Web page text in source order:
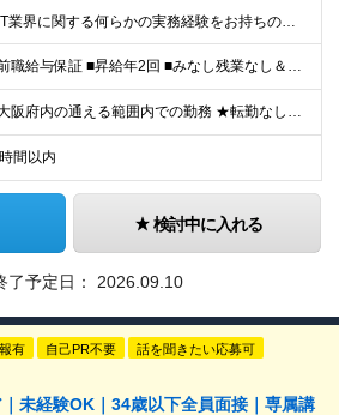
★IT業界に関する何らかの実務経験をお持ちの方（年数・分野不問） ┗ 開発・インフラ経験者はもちろん、テスト、運用保守、ヘルプデスク、IT事務（PMO）などのITに関する何かしらの業務経験がある方大歓
★前職給与保証 ■昇給年2回 ■みなし残業なし＆残業代全額負担 ■資格取得報奨金あり（5,000円～10万円） 月給25万円～60万円 ★多角的に評価し給料UP！★ 経験や実績以外にも、自己学習
★大阪府内の通える範囲内での勤務 ★転勤なし！ プロジェクト先で勤務。 ※勤務先はご自宅から通える範囲（原則1時間15分以内）としています。 【本社】 大阪市北区西天満4丁目6-3 ヴェール中之島
間以内
検討中に入れる
了予定日： 2026.09.10
有 自己PR不要 話を聞きたい応募可
未経験OK｜34歳以下全員面接｜専属講